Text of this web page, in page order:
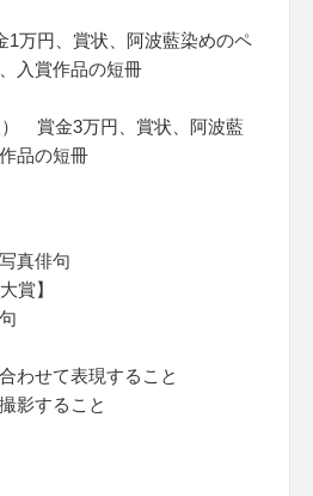
万円、賞状、阿波藍染めのペ
入賞作品の短冊
賞金3万円、賞状、阿波藍
品の短冊
真俳句
賞】
わせて表現すること
影すること